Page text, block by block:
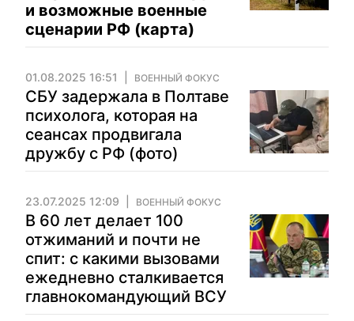
и возможные военные
сценарии РФ (карта)
01.08.2025 16:51 ВОЕННЫЙ ФОКУС
СБУ задержала в Полтаве
психолога, которая на
сеансах продвигала
дружбу с РФ (фото)
23.07.2025 12:09 ВОЕННЫЙ ФОКУС
В 60 лет делает 100
отжиманий и почти не
спит: с какими вызовами
ежедневно сталкивается
главнокомандующий ВСУ